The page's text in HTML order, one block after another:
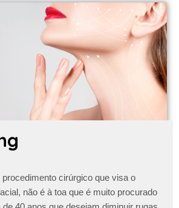
cirúrgico que visa o
não é à toa que é muito procurado